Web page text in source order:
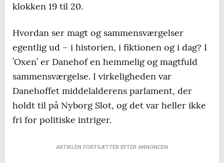
klokken 19 til 20.
Hvordan ser magt og sammensværgelser
egentlig ud – i historien, i fiktionen og i dag? I
’Oxen’ er Danehof en hemmelig og magtfuld
sammensværgelse. I virkeligheden var
Danehoffet middelalderens parlament, der
holdt til på Nyborg Slot, og det var heller ikke
fri for politiske intriger.
ARTIKLEN FORTSÆTTER EFTER ANNONCEN